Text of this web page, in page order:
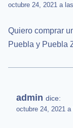
octubre 24, 2021 a
Quiero comprar
Puebla y Puebla
admin dice:
octubre 24, 2021